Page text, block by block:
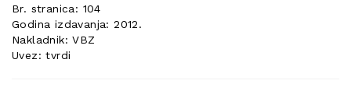
Br. stranica: 104
Godina izdavanja: 2012.
Nakladnik: VBZ
Uvez: tvrdi